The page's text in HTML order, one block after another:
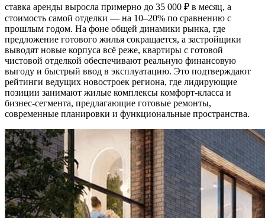
ставка аренды выросла примерно до 35 000 ₽ в месяц, а
стоимость самой отделки — на 10–20% по сравнению с
прошлым годом. На фоне общей динамики рынка, где
предложение готового жилья сокращается, а застройщики
выводят новые корпуса всё реже, квартиры с готовой
чистовой отделкой обеспечивают реальную финансовую
выгоду и быстрый ввод в эксплуатацию. Это подтверждают
рейтинги ведущих новостроек региона, где лидирующие
позиции занимают жилые комплексы комфорт-класса и
бизнес-сегмента, предлагающие готовые ремонты,
современные планировки и функциональные пространства.